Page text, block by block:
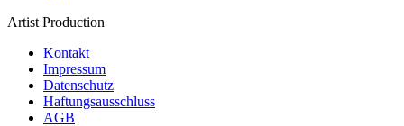
Artist Production
Kontakt
Impressum
Datenschutz
Haftungsausschluss
AGB